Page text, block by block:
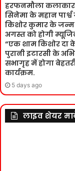
हरफनमौला कलाकार
सिनेमा के महान
किशोर कुमार के जन्म
अगस्त को होगी
“एक शाम किशोर दा
पुरानी इटारसी के
सभागृह में होगा
कार्यक्रम.
5 days ago
लाइव शेयर